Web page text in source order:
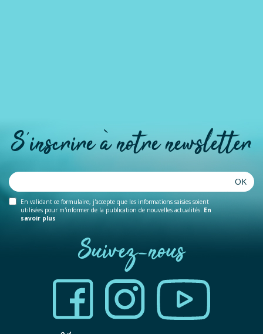
S'inscrire à notre newsletter
En validant ce formulaire, j'accepte que les informations saisies soient
utilisées pour m'informer de la publication de nouvelles actualités. En
savoir plus
OK
Suivez-nous